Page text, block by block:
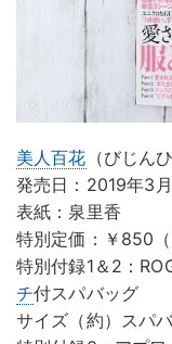
美人百花 （びじ
発売日：2019年3月
表紙：泉里香
特別定価：￥850（
特別付録1＆2：
チ付スパバッグ
サイズ（約）スパ